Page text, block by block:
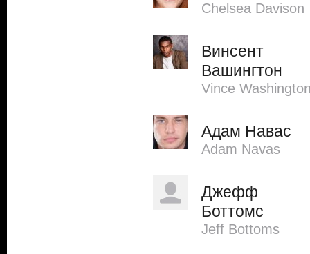
Chelsea Davison
Винсент
Вашингтон
Vince
Адам Навас
Adam Navas
Джефф
Боттомс
Jeff Bottoms